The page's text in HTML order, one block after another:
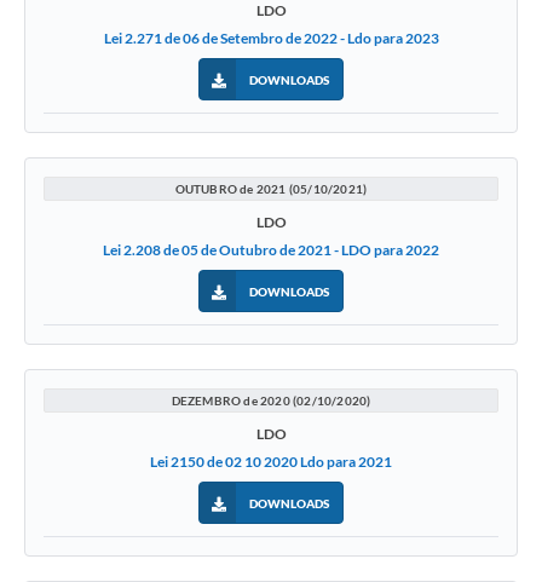
LDO
Lei 2.271 de 06 de Setembro de 2022 - Ldo para 2023
DOWNLOADS
OUTUBRO de 2021 (05/10/2021)
LDO
Lei 2.208 de 05 de Outubro de 2021 - LDO para 2022
DOWNLOADS
DEZEMBRO de 2020 (02/10/2020)
LDO
Lei 2150 de 02 10 2020 Ldo para 2021
DOWNLOADS